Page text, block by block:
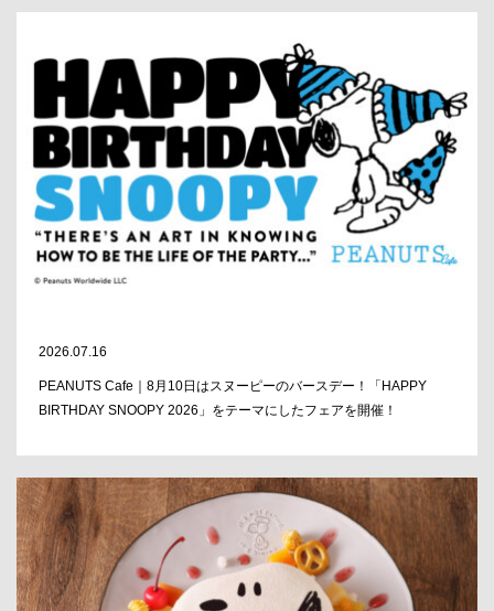
2026.07.16
PEANUTS Cafe｜8月10日はスヌーピーのバースデー！「HAPPY
BIRTHDAY SNOOPY 2026」をテーマにしたフェアを開催！